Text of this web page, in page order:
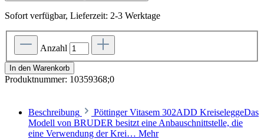
Sofort verfügbar, Lieferzeit: 2-3 Werktage
Anzahl
In den Warenkorb
Produktnummer: 10359368;0
Beschreibung
Pöttinger Vitasem 302ADD KreiseleggeDas
Modell von BRUDER besitzt eine Anbauschnittstelle, die
eine Verwendung der Krei… Mehr